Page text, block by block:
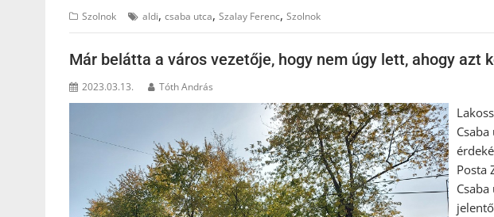
Szolnok aldi, csaba utca, Szalay Ferenc, Szolnok
Már belátta a város vezetője, hogy nem úgy lett, ahogy azt
2023.03.13. Tóth András
Posta